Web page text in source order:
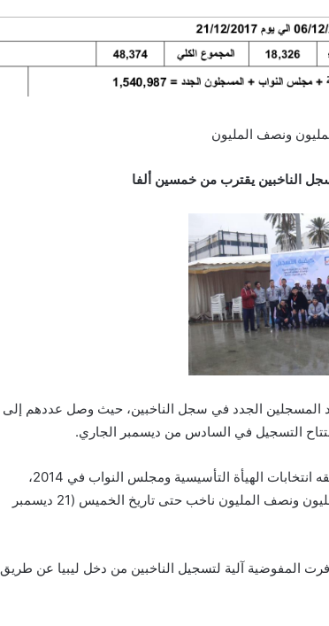
ونصف المليون
الناخبين يقترب من خمسين ألفا
المسجلين الجدد في سجل الناخبين، حيث وصل عددهم إلى
وأفادت المفوضية على موقعها أن سجل الناخبين الذي أجريت وفقه انتخابات الهيأة التأسيسية ومجلس النواب في 2014،
بالإضافة إلى المسجلين الحاليين قد سجل به حتى الآن أكثر من مليون ونصف المليون ناخب حتى تاريخ الخميس (21 ديسمبر
المفوضية آلية لتسجيل الناخبين من دخل ليبيا عن طريق